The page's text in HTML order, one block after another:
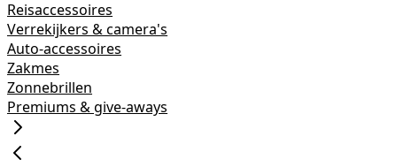
Reisaccessoires
Verrekijkers & camera's
Auto-accessoires
Zakmes
Zonnebrillen
Premiums & give-aways